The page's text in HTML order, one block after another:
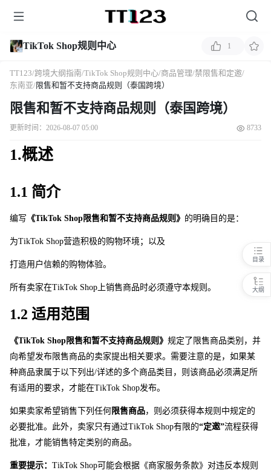
TikTok Shop规则中心 1
TT123/跨境大纲指南/TikTok Shop规则中心/商品管理/禁限售和定邀/
东南亚/限售和暂不支持商品规则（泰国跨境）
限售和暂不支持商品规则（泰国跨境）
更新时间：2026-08-07 05:00 8733
1.概述
1.1 简介
编写 《TikTok Shop限售和暂不支持商品规则》 的明确目的是：
为TikTok Shop营造积极的购物环境；以及
打造用户信赖的购物体验。
所有卖家在TikTok Shop 上销售商品时必须遵守本规则。
1.2 适用范围
《TikTok Shop限售和暂不支持商品规则》 规定了限售商品类别，并
向希望发布限售商品的卖家提出相关要求。需要注意的是，如果某
种商品隶属于以下列出/详述的多个商品类目，则该商品必须满足所
有适用的要求，才能在TikTok Shop发布。
如果卖家希望销售下列任何限售商品，则必须获得本规则中规定的
必要批准。此外，卖家只有通过TikTok Shop有限的“定邀”流程获得
批准，才能销售特定类别的商品。
重要提示： TikTok Shop可能会根据《商家服务条款》对违反本规则
目录
大纲